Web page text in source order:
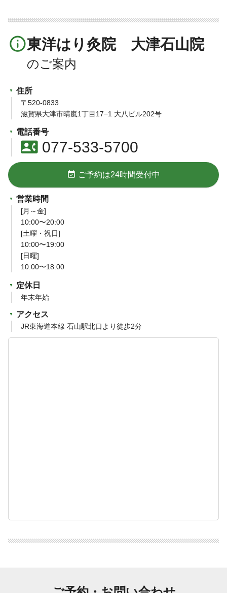
info_outline東洋はり灸院 大津石山院
住所
〒520-0833
滋賀県大津市晴嵐1丁目17−1 大八ビル202号
電話番号
contact_phone077-533-5700
event_available ご予約は24時間受付中
営業時間
[月～金]
10:00〜20:00
[土曜・祝日]
10:00〜19:00
[日曜]
10:00〜18:00
定休日
年末年始
アクセス
JR東海道本線 石山駅北口より徒歩2分